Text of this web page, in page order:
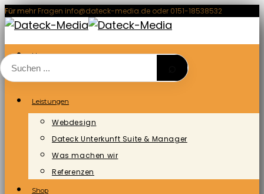
Zum
Inhalt
springen
Für mehr Fragen info@dateck-media.de oder 0151-18538532
Home
Leistungen
Webdesign
Dateck Unterkunft Suite & Manager
Was machen wir
Referenzen
Shop